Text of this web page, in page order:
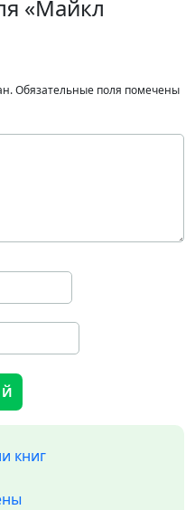
«Майкл
Обязательные поля помечены
книг